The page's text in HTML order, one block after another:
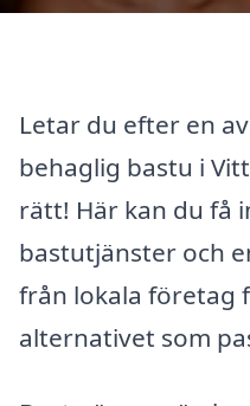
Letar du efter en
behaglig bastu i
rätt! Här kan du få
bastutjänster och
från lokala företag
alternativet som